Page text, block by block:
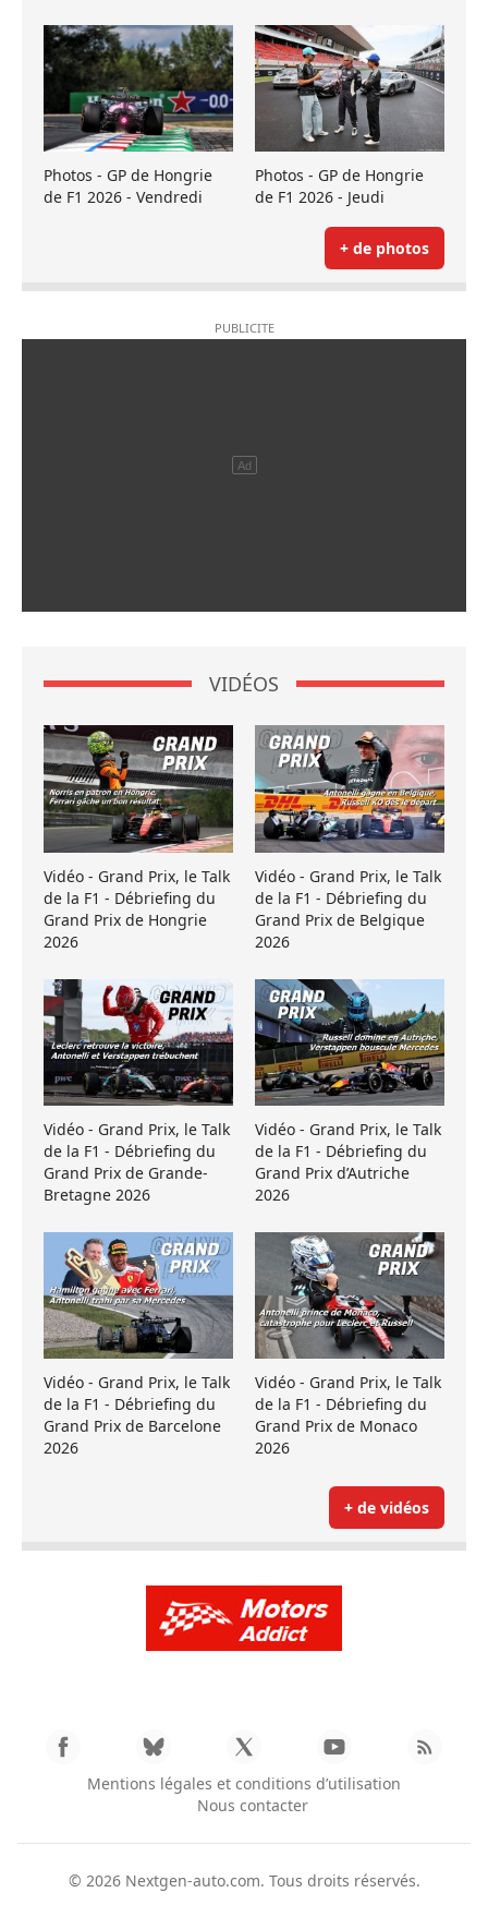
Photos - GP de Hongrie
de F1 2026 - Vendredi
Photos - GP de Hongrie
de F1 2026 - Jeudi
+ de photos
VIDÉOS
Vidéo - Grand Prix, le Talk
de la F1 - Débriefing du
Grand Prix de Hongrie
2026
Vidéo - Grand Prix, le Talk
de la F1 - Débriefing du
Grand Prix de Belgique
2026
Vidéo - Grand Prix, le Talk
de la F1 - Débriefing du
Grand Prix de Grande-
Bretagne 2026
Vidéo - Grand Prix, le Talk
de la F1 - Débriefing du
Grand Prix d’Autriche
2026
Vidéo - Grand Prix, le Talk
de la F1 - Débriefing du
Grand Prix de Barcelone
2026
Vidéo - Grand Prix, le Talk
de la F1 - Débriefing du
Grand Prix de Monaco
2026
+ de vidéos
Mentions légales et conditions d’utilisation
Nous contacter
© 2026 Nextgen-auto.com. Tous droits réservés.